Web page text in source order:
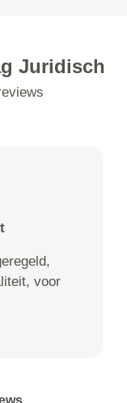
Juridisch
voor